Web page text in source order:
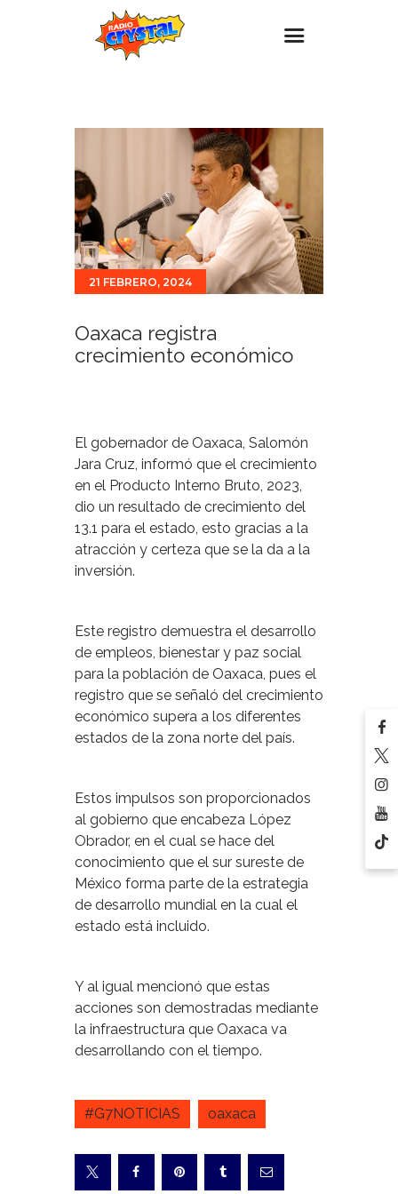
Eventos
Promociones
Noticias
Para ti
Contacto
21 FEBRERO, 2024
Oaxaca registra
crecimiento económico
El gobernador de Oaxaca, Salomón
Jara Cruz, informó que el crecimiento
en el Producto Interno Bruto, 2023,
dio un resultado de crecimiento del
13.1 para el estado, esto gracias a la
atracción y certeza que se la da a la
inversión.
Este registro demuestra el desarrollo
de empleos, bienestar y paz social
para la población de Oaxaca, pues el
registro que se señaló del crecimiento
económico supera a los diferentes
estados de la zona norte del país.
Estos impulsos son proporcionados
al gobierno que encabeza López
Obrador, en el cual se hace del
conocimiento que el sur sureste de
México forma parte de la estrategia
de desarrollo mundial en la cual el
estado está incluido.
Y al igual mencionó que estas
acciones son demostradas mediante
la infraestructura que Oaxaca va
desarrollando con el tiempo.
#G7NOTICIAS oaxaca